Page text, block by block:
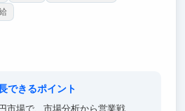
できるポイント
市場で、市場分析から営業戦